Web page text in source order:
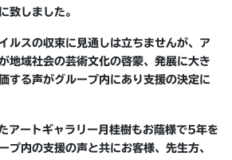
致しました。
ルスの収束に見通しは立ちませんが、ア
地域社会の芸術文化の啓蒙、発展に大き
する声がグループ内にあり支援の決定に
アートギャラリー月桂樹もお蔭様で5年を
プ内の支援の声と共にお客様、先生方、